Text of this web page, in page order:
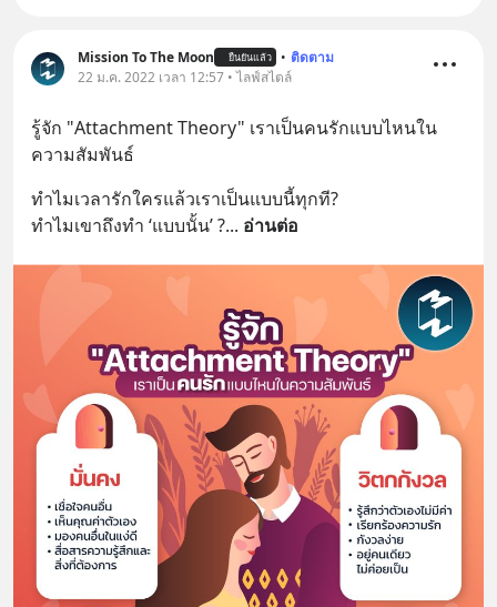
Mission To The Moon ยืนยันแล้ว • ติดตาม
22 ม.ค. 2022 เวลา 12:57 • ไลฟ์สไตล์
รู้จัก "Attachment Theory" เราเป็นคนรักแบบไหนใน
ความสัมพันธ์
ทำไมเวลารักใครแล้วเราเป็นแบบนี้ทุกที?
ทำไมเขาถึงทำ ‘แบบนั้น’ ?... อ่านต่อ